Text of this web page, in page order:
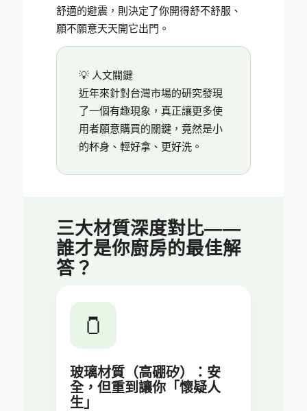
舒適的避震，則決定了你開得舒不舒服、
願不願意天天開它出門。
💡 人文關鍵
近年來針對台灣市場的研究發現
了一個有趣現象，真正讓更多使
用者願意購買的關鍵，竟然是小
的杯身、輕好拿、更好洗。
三大材質深度對比——
誰才是你廚房的最佳解
答？
🫙
玻璃材質（高硼矽）：安
全，但重到讓你「懷疑人
生」